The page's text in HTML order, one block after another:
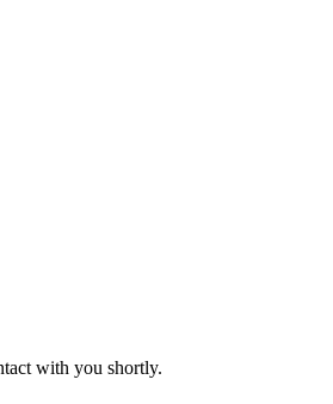
with you shortly.